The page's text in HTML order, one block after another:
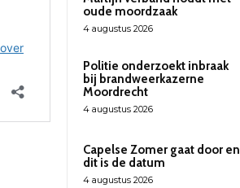
oude moordzaak
4 augustus 2026
Politie onderzoekt inbraak
bij brandweerkazerne
Moordrecht
4 augustus 2026
Capelse Zomer gaat door en
dit is de datum
4 augustus 2026